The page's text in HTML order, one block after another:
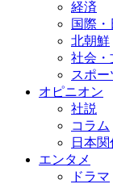
経済
国際・
北朝鮮
社会・
スポー
オピニオン
社説
コラム
日本
エンタメ
ドラマ